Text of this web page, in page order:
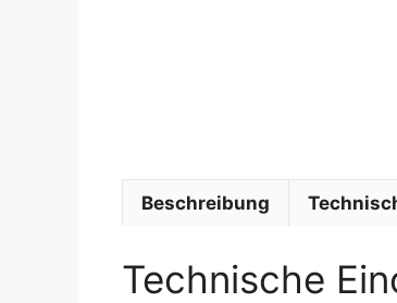
Beschreibung
Technische